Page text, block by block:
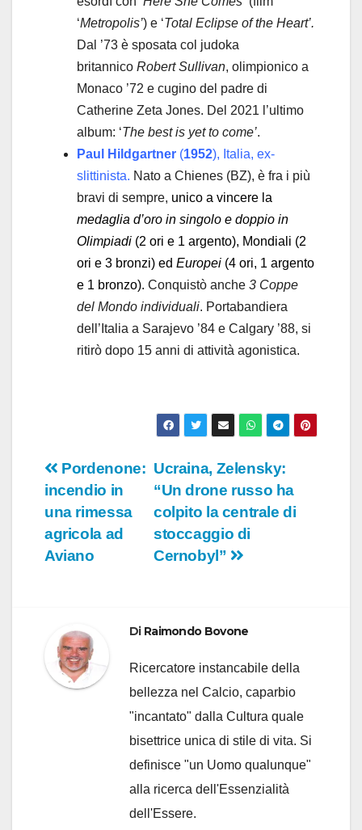
‘Metropolis’) e ‘Total Eclipse of the Heart’.
Dal ’73 è sposata col judoka
britannico Robert Sullivan, olimpionico a
Monaco ’72 e cugino del padre di
Catherine Zeta Jones. Del 2021 l’ultimo
album: ‘The best is yet to come’.
Paul Hildgartner (1952), Italia, ex-
slittinista. Nato a Chienes (BZ), è fra i più
bravi di sempre, unico a vincere la
medaglia d’oro in singolo e doppio in
Olimpiadi (2 ori e 1 argento), Mondiali (2
ori e 3 bronzi) ed Europei (4 ori, 1 argento
e 1 bronzo). Conquistò anche 3 Coppe
del Mondo individuali. Portabandiera
dell’Italia a Sarajevo ’84 e Calgary ’88, si
ritirò dopo 15 anni di attività agonistica.
Navigazione
articoli
Ucraina, Zelensky:
“Un drone russo ha
colpito la centrale di
stoccaggio di
Cernobyl”
Pordenone:
incendio in
una rimessa
agricola ad
Aviano
Di Raimondo Bovone
Ricercatore instancabile della
bellezza nel Calcio, caparbio
"incantato" dalla Cultura quale
bisettrice unica di stile di vita. Si
definisce "un Uomo qualunque"
alla ricerca dell'Essenzialità
dell'Essere.